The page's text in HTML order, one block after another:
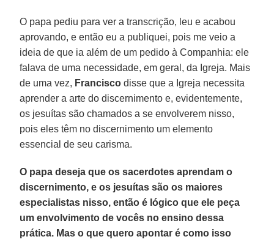
O papa pediu para ver a transcrição, leu e acabou
aprovando, e então eu a publiquei, pois me veio a
ideia de que ia além de um pedido à Companhia: ele
falava de uma necessidade, em geral, da Igreja. Mais
de uma vez, Francisco disse que a Igreja necessita
aprender a arte do discernimento e, evidentemente,
os jesuítas são chamados a se envolverem nisso,
pois eles têm no discernimento um elemento
essencial de seu carisma.
O papa deseja que os sacerdotes aprendam o
discernimento, e os jesuítas são os maiores
especialistas nisso, então é lógico que ele peça
um envolvimento de vocês no ensino dessa
prática. Mas o que quero apontar é como isso